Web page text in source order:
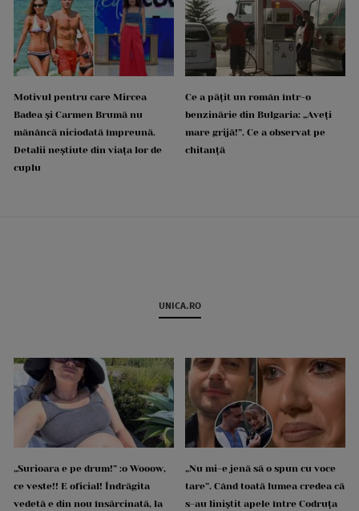
Motivul pentru care Mircea
Badea și Carmen Brumă nu
mănâncă niciodată împreună.
Detalii neștiute din viața lor de
cuplu
Ce a pățit un român într-o
benzinărie din Bulgaria: „Aveți
mare grijă!”. Ce a observat pe
chitanță
UNICA.RO
„Surioara e pe drum!” :o Wooow,
ce veste!! E oficial! Îndrăgita
vedetă e din nou însărcinată, la
„Nu mi-e jenă să o spun cu voce
tare”. Când toată lumea credea că
s-au liniștit apele între Codruța